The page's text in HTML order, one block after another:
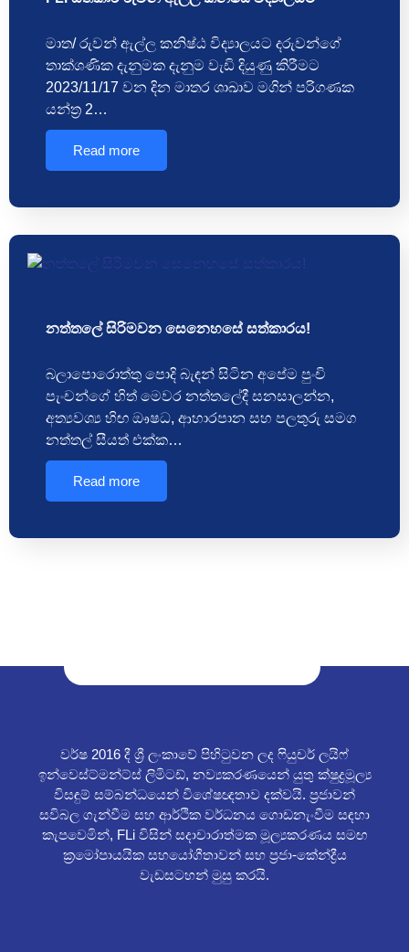
මාත/ රුවන් ඇල්ල කනිෂ්ඨ විද්‍යාලයට දරුවන්ගේ
තාක්ශණික දැනුමක දැනුම වැඩි දියුණු කිරීමට
2023/11/17 වන දින මාතර ශාඛාව මගින් පරිගණක
යන්ත්‍ර 2…
Read more
නත්තලේ සිරිමවන සෙනෙහසේ සත්කාරය!
බලාපොරොත්තු පොදි බැඳන් සිටින අපේම පුංචි
පැංචන්ගේ හිත් මෙවර නත්තලේදී සනසාලන්න,
අත්‍යවශ්‍ය හිඟ ඖෂධ, ආහාරපාන සහ පලතුරු සමග
නත්තල් සීයත් එක්ක…
Read more
වර්ෂ 2016 දී ශ්‍රී ලංකාවේ පිහිටුවන ලද ෆියුචර් ලයිෆ්
ඉන්වෙස්ට්මන්ට්ස් ලිමිටඩ්, නව්‍යකරණයෙන් යුතු ක්ෂුද්‍රමූල්‍ය
විසඳුම් සම්බන්ධයෙන් විශේෂඥතාව දක්වයි. ප්‍රජාවන්
සවිබල ගැන්වීම සහ ආර්ථික වර්ධනය ගොඩනැංවීම සඳහා
කැපවෙමින්, FLi විසින් සදාචාරාත්මක මූල්‍යකරණය සමඟ
ක්‍රමෝපායයික සහයෝගීතාවන් සහ ප්‍රජා-කේන්ද්‍රීය
වැඩසටහන් මුසු කරයි.